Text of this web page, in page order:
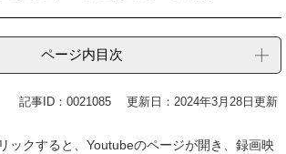
ページ内目次
記事ID：0021085 更新日：2024年3月28日更新
ックすると、Youtubeのページが開き、録画映